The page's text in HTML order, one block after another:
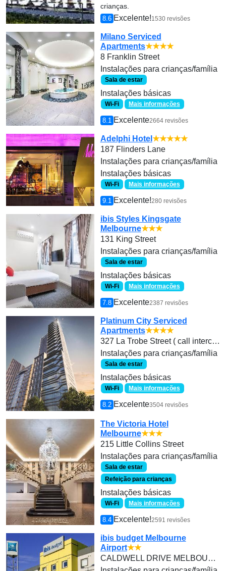
crianças.
8.6 Excelente!1530 revisões
Milano Serviced
Apartments★★★★
8 Franklin Street
Instalações para crianças/família
Sala de estar
Instalações básicas
Wi-Fi Mais informações
8.1 Excelente2664 revisões
Adelphi Hotel ★★★★★
187 Flinders Lane
Instalações para crianças/família
Instalações básicas
Wi-Fi Mais informações
9.1 Excelente!280 revisões
ibis Styles Kingsgate
Melbourne★★★
131 King Street
Instalações para crianças/família
Sala de estar
Instalações básicas
Wi-Fi Mais informações
7.8 Excelente2387 revisões
Platinum City Serviced
Apartments★★★★
327 La Trobe Street ( call intercom 305)
Instalações para crianças/família
Sala de estar
Instalações básicas
Wi-Fi Mais informações
8.2 Excelente3504 revisões
The Victoria Hotel
Melbourne★★★
215 Little Collins Street
Instalações para crianças/família
Sala de estar
Refeição para crianças
Instalações básicas
Wi-Fi Mais informações
8.4 Excelente!2591 revisões
ibis budget Melbourne
Airport★★
CALDWELL DRIVE MELBOURNE AIRPORT